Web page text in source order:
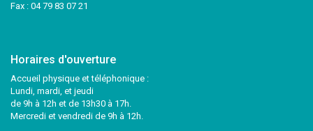
Fax : 04 79 83 07 21
Horaires d'ouverture
Accueil physique et téléphonique :
Lundi, mardi, et jeudi
de 9h à 12h et de 13h30 à 17h.
Mercredi et vendredi de 9h à 12h.